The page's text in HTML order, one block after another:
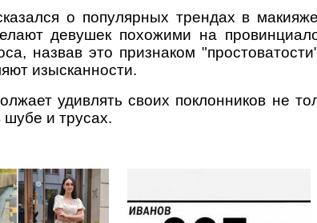
о популярных трендах в
девушек похожими на
назвав это признаком
изысканности.
удивлять своих поклонников не
шубе и трусах.